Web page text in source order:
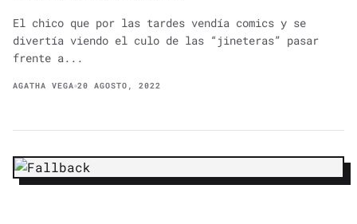
El chico que por las tardes vendía comics y se
divertía viendo el culo de las “jineteras” pasar
frente a...
AGATHA VEGA 20 AGOSTO, 2022